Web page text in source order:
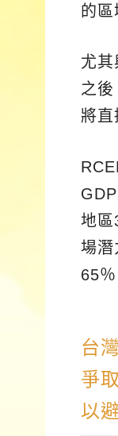
的
尤
之
將直
地區
場潛
65
台
爭
以